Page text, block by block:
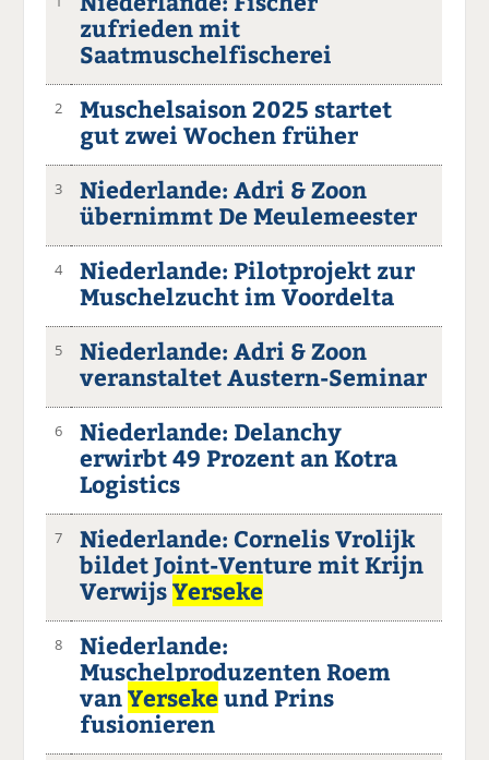
zufrieden mit
Saatmuschelfischerei
2
Muschelsaison 2025 startet
gut zwei Wochen früher
3
Niederlande: Adri & Zoon
übernimmt De Meulemeester
4
Niederlande: Pilotprojekt zur
Muschelzucht im Voordelta
5
Niederlande: Adri & Zoon
veranstaltet Austern-Seminar
6
Niederlande: Delanchy
erwirbt 49 Prozent an Kotra
Logistics
7
Niederlande: Cornelis Vrolijk
bildet Joint-Venture mit Krijn
VerwijsYerseke
8
Niederlande:
Muschelproduzenten Roem
vanYersekeund Prins
fusionieren